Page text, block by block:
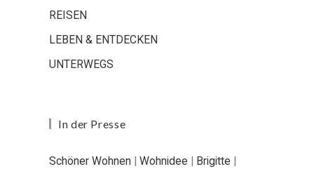
REISEN
LEBEN & ENTDECKEN
UNTERWEGS
In der Presse
Schöner Wohnen | Wohnidee | Brigitte |